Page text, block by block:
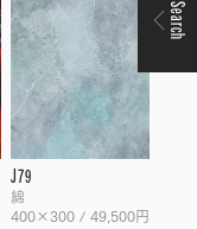
J79
綿
400×300 / 49,500円
Search